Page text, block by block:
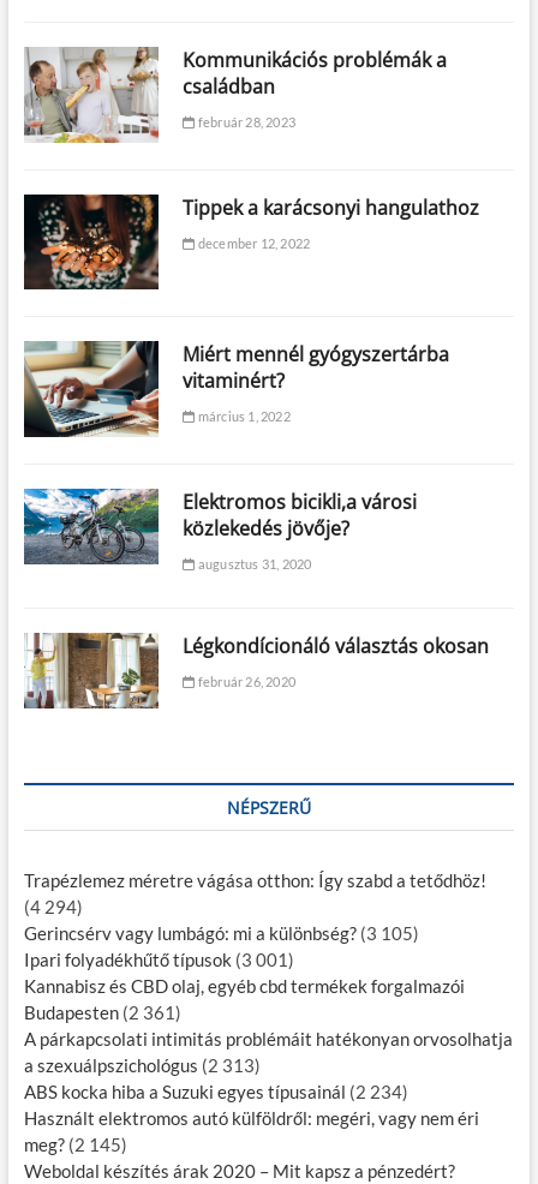
Kommunikációs problémák a
családban
február 28, 2023
Tippek a karácsonyi hangulathoz
december 12, 2022
Miért mennél gyógyszertárba
vitaminért?
március 1, 2022
Elektromos bicikli,a városi
közlekedés jövője?
augusztus 31, 2020
Légkondícionáló választás okosan
február 26, 2020
NÉPSZERŰ
Trapézlemez méretre vágása otthon: Így szabd a tetődhöz!
(4 294)
Gerincsérv vagy lumbágó: mi a különbség? (3 105)
Ipari folyadékhűtő típusok (3 001)
Kannabisz és CBD olaj, egyéb cbd termékek forgalmazói
Budapesten (2 361)
A párkapcsolati intimitás problémáit hatékonyan orvosolhatja
a szexuálpszichológus (2 313)
ABS kocka hiba a Suzuki egyes típusainál (2 234)
Használt elektromos autó külföldről: megéri, vagy nem éri
meg? (2 145)
Weboldal készítés árak 2020 – Mit kapsz a pénzedért?